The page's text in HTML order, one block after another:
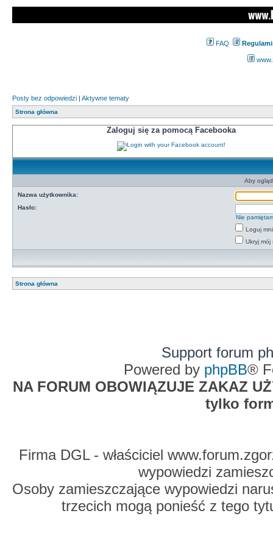
FAQ
Posty bez odpowiedzi | Aktywne tematy
Strona główna
Zaloguj się za pomocą Facebooka
Aby
Nazwa użytkownika:
Hasło:
Nie
Loguj
Ukryj mój
Strona główna
Support forum
Powered by phpBB®
NA FORUM OBOWIĄZUJE ZAKAZ
tylko
Firma DGL - właściciel
wypowiedzi
Osoby zamieszczające wypowiedzi
trzecich mogą ponieść z tego